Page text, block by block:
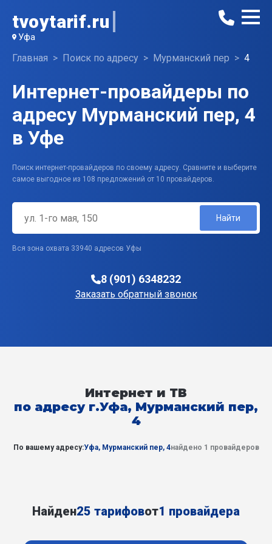
tvoytarif.ru
Уфа
Главная Поиск по адресу Мурманский пер 4
Интернет-провайдеры по
адресу Мурманский пер, 4
в Уфе
Поиск интернет-провайдеров по своему адресу. Сравните и выберите
самое выгодное из 108 предложений от 10 провайдеров.
Найти
Вся зона охвата 33940 адресов Уфы
8 (901) 6348232
Заказать обратный звонок
Интернет и ТВ
по адресу г.Уфа, Мурманский пер,
4
По вашему адресу:Уфа, Мурманский пер, 4найдено 1 провайдеров
Найден25 тарифовот1 провайдера